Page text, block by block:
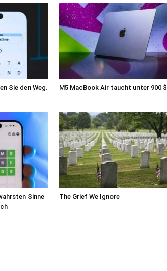
Sie den Weg. M5 MacBook Air taucht unter 900 $
Sinne
The Grief We Ignore